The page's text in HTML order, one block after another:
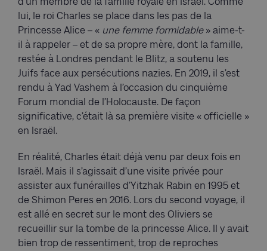
lui, le roi Charles se place dans les pas de la
Princesse Alice – « une femme formidable» aime-t-
il à rappeler – et de sa propre mère, dont la famille,
restée à Londres pendant le Blitz, a soutenu les
Juifs face aux persécutions nazies. En 2019, il s’est
rendu à Yad Vashem à l’occasion du cinquième
Forum mondial de l’Holocauste. De façon
significative, c’était là sa première visite « officielle »
en Israël.
En réalité, Charles était déjà venu par deux fois en
Israël. Mais il s’agissait d’une visite privée pour
assister aux funérailles d’Yitzhak Rabin en 1995 et
de Shimon Peres en 2016. Lors du second voyage, il
est allé en secret sur le mont des Oliviers se
recueillir sur la tombe de la princesse Alice. Il y avait
bien trop de ressentiment, trop de reproches